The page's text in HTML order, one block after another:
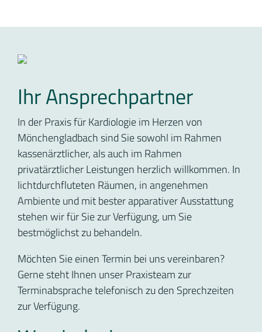
Ihr Ansprechpartner
In der Praxis für Kardiologie im Herzen von
Mönchengladbach sind Sie sowohl im Rahmen
kassenärztlicher, als auch im Rahmen
privatärztlicher Leistungen herzlich willkommen. In
lichtdurchfluteten Räumen, in angenehmen
Ambiente und mit bester apparativer Ausstattung
stehen wir für Sie zur Verfügung, um Sie
bestmöglichst zu behandeln.
Möchten Sie einen Termin bei uns vereinbaren?
Gerne steht Ihnen unser Praxisteam zur
Terminabsprache telefonisch zu den Sprechzeiten
zur Verfügung.